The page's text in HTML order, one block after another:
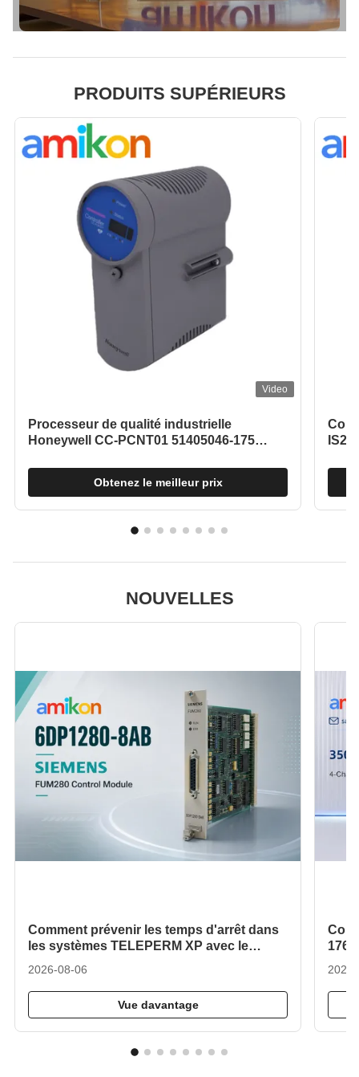
PRODUITS SUPÉRIEURS
Video
Processeur de qualité industrielle
Honeywell CC-PCNT01 51405046-175
Obtenez le meilleur prix
NOUVELLES
Comment prévenir les temps d'arrêt dans
les systèmes TELEPERM XP avec le
2026-08-06
Vue davantage